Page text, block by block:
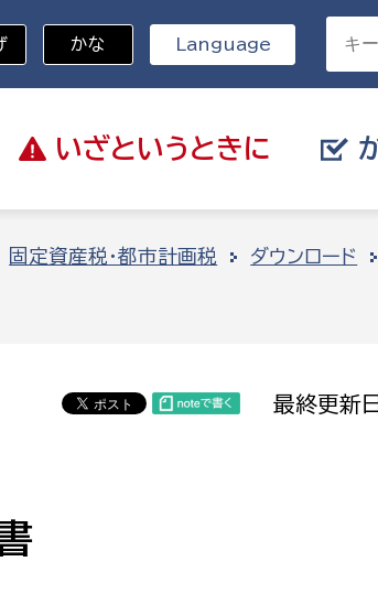
いざと いうときに
全
職員課
かな Language
固定資産税・都市計画税 ダウンロード
最終更新